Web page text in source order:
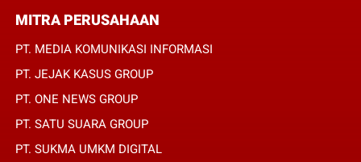
MITRA PERUSAHAAN
PT. MEDIA KOMUNIKASI INFORMASI
PT. JEJAK KASUS GROUP
PT. ONE NEWS GROUP
PT. SATU SUARA GROUP
PT. SUKMA UMKM DIGITAL